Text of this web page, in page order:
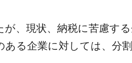
、現状、納税に苦慮す
る企業に対しては、分